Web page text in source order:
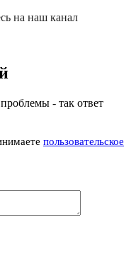
на наш канал
- так ответ
пользовательское